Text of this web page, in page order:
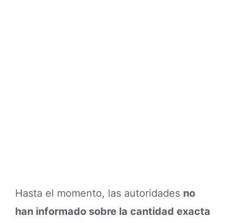
Hasta el momento, las autoridades no
han informado sobre la cantidad exacta